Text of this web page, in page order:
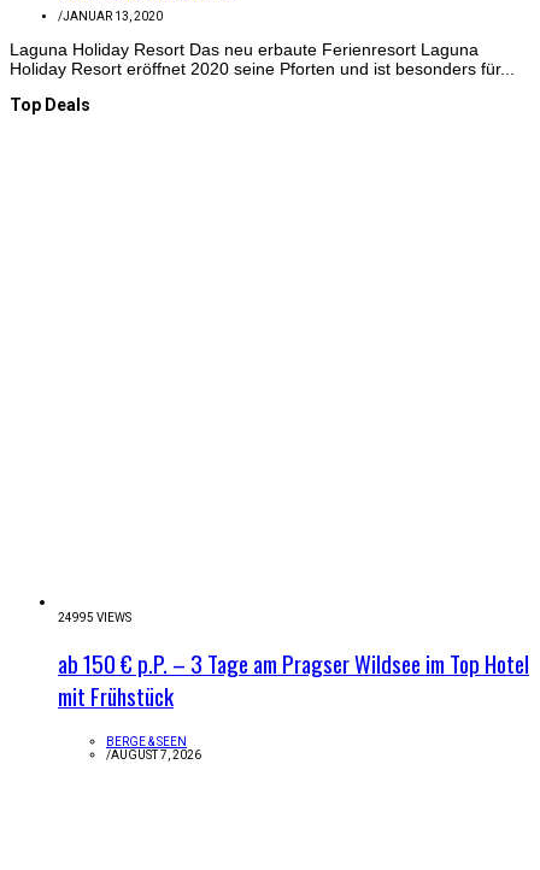
/JANUAR 13, 2020
Laguna Holiday Resort Das neu erbaute Ferienresort Laguna
Holiday Resort eröffnet 2020 seine Pforten und ist besonders für...
Top Deals
24995 VIEWS
ab 150 € p.P. – 3 Tage am Pragser Wildsee im Top Hotel
mit Frühstück
BERGE & SEEN
/AUGUST 7, 2026